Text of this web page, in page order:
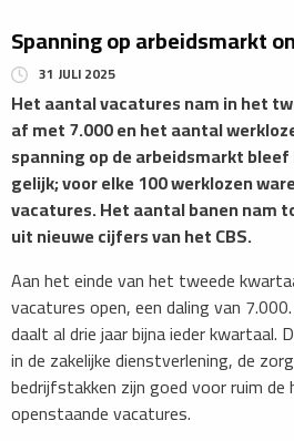
Spanning op arbeidsmarkt
31 JULI 2025
​Het aantal vacatures nam in het
af met 7.000 en het aantal
spanning op de arbeidsmarkt
gelijk; voor elke 100 werklozen
vacatures. Het aantal banen nam
uit nieuwe cijfers van het CBS.
​Aan het einde van het tweede
vacatures open, een daling van
daalt al drie jaar bijna ieder kwartaal.
in de zakelijke dienstverlening, de
bedrijfstakken zijn goed voor ruim de
openstaande vacatures.